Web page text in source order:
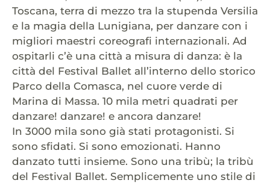
Toscana, terra di mezzo tra la stupenda Versilia
e la magia della Lunigiana, per danzare con i
migliori maestri coreografi internazionali. Ad
ospitarli c’è una città a misura di danza: è la
città del Festival Ballet all’interno dello storico
Parco della Comasca, nel cuore verde di
Marina di Massa. 10 mila metri quadrati per
danzare! danzare! e ancora danzare!
In 3000 mila sono già stati protagonisti. Si
sono sfidati. Si sono emozionati. Hanno
danzato tutti insieme. Sono una tribù; la tribù
del Festival Ballet. Semplicemente uno stile di